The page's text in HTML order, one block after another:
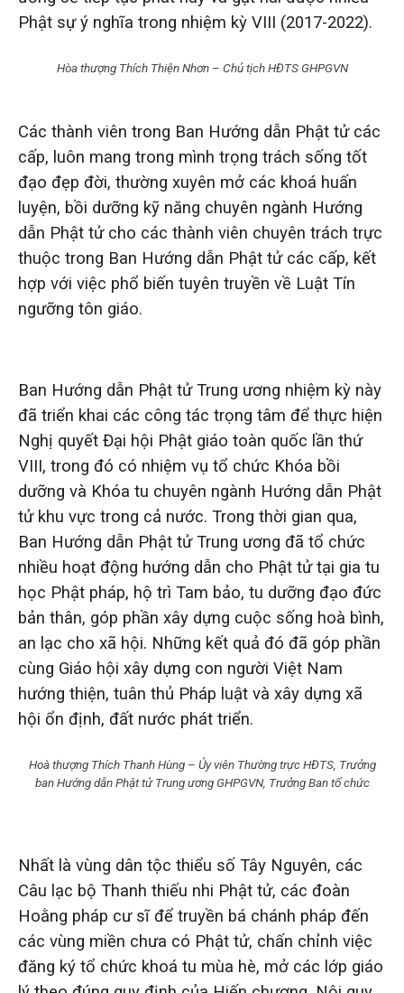
Phật sự ý nghĩa trong nhiệm kỳ VIII (2017-2022).
Hòa thượng Thích Thiện Nhơn – Chủ tịch HĐTS GHPGVN
Các thành viên trong Ban Hướng dẫn Phật tử các
cấp, luôn mang trong mình trọng trách sống tốt
đạo đẹp đời, thường xuyên mở các khoá huấn
luyện, bồi dưỡng kỹ năng chuyên ngành Hướng
dẫn Phật tử cho các thành viên chuyên trách trực
thuộc trong Ban Hướng dẫn Phật tử các cấp, kết
hợp với việc phổ biến tuyên truyền về Luật Tín
ngưỡng tôn giáo.
Ban Hướng dẫn Phật tử Trung ương nhiệm kỳ này
đã triển khai các công tác trọng tâm để thực hiện
Nghị quyết Đại hội Phật giáo toàn quốc lần thứ
VIII, trong đó có nhiệm vụ tổ chức Khóa bồi
dưỡng và Khóa tu chuyên ngành Hướng dẫn Phật
tử khu vực trong cả nước. Trong thời gian qua,
Ban Hướng dẫn Phật tử Trung ương đã tổ chức
nhiều hoạt động hướng dẫn cho Phật tử tại gia tu
học Phật pháp, hộ trì Tam bảo, tu dưỡng đạo đức
bản thân, góp phần xây dựng cuộc sống hoà bình,
an lạc cho xã hội. Những kết quả đó đã góp phần
cùng Giáo hội xây dựng con người Việt Nam
hướng thiện, tuân thủ Pháp luật và xây dựng xã
hội ổn định, đất nước phát triển.
Hoà thượng Thích Thanh Hùng – Ủy viên Thường trực HĐTS, Trưởng
ban Hướng dẫn Phật tử Trung ương GHPGVN, Trưởng Ban tổ chức
Nhất là vùng dân tộc thiểu số Tây Nguyên, các
Câu lạc bộ Thanh thiếu nhi Phật tử, các đoàn
Hoằng pháp cư sĩ để truyền bá chánh pháp đến
các vùng miền chưa có Phật tử, chấn chỉnh việc
đăng ký tổ chức khoá tu mùa hè, mở các lớp giáo